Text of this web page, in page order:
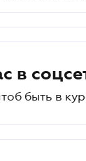
в
быть в